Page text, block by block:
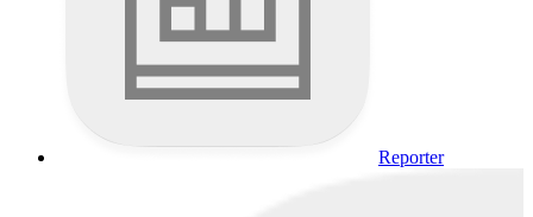
Reporter